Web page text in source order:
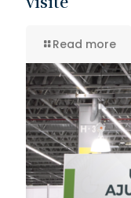
Read more